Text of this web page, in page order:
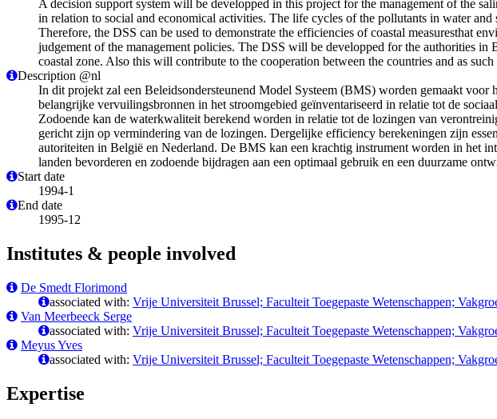
A decision support system will be developped in this project for the management of the
in relation to social and economical activities. The life cycles of the pollutants in water
Therefore, the DSS can be used to demonstrate the efficiencies of coastal measuresthat
judgement of the management policies. The DSS will be developped for the authorities
coastal zone. Also this will contribute to the cooperation between the countries and as
Description @nl
In dit projekt zal een Beleidsondersteunend Model Systeem (BMS) worden gemaakt voor
belangrijke vervuilingsbronnen in het stroomgebied geïnventariseerd in relatie tot de
Zodoende kan de waterkwaliteit berekend worden in relatie tot de lozingen van
gericht zijn op vermindering van de lozingen. Dergelijke efficiency berekeningen zijn
autoriteiten in België en Nederland. De BMS kan een krachtig instrument worden in het
landen bevorderen en zodoende bijdragen aan een optimaal gebruik en een duurzame
Start date
1994-1
End date
1995-12
Institutes & people involved
De Smedt Florimond
associated with: Vrije Universiteit Brussel; Faculteit Toegepaste Wetenschappen;
Van Meerbeeck Serge
associated with: Vrije Universiteit Brussel; Faculteit Toegepaste Wetenschappen;
Meyus Yves
associated with: Vrije Universiteit Brussel; Faculteit Toegepaste Wetenschappen;
Expertise